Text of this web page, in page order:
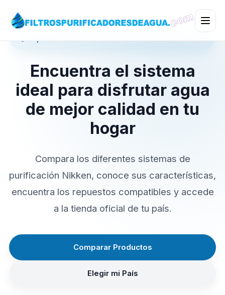
Encuentra el sistema
ideal para disfrutar agua
de mejor calidad en tu
hogar
Compara los diferentes sistemas de
purificación Nikken, conoce sus características,
encuentra los repuestos compatibles y accede
a la tienda oficial de tu país.
Comparar Productos
Elegir mi País